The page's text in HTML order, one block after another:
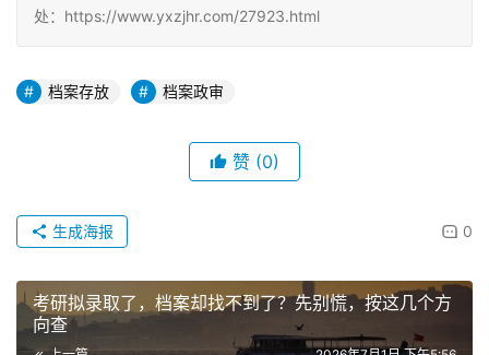
处：https://www.yxzjhr.com/27923.html
档案存放 档案政审
赞 (0)
0
生成海报
考研拟录取了，档案却找不到了？先别慌，按这几个方
向查